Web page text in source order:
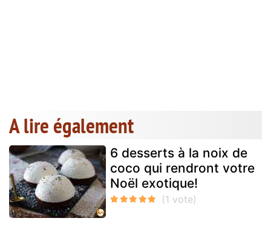
A lire également
6 desserts à la noix de
coco qui rendront votre
Noël exotique!